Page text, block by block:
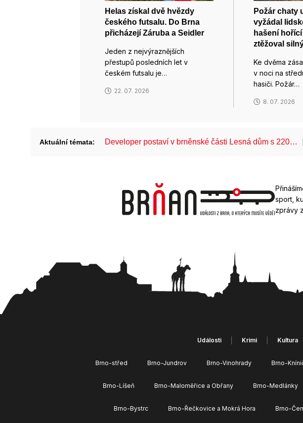
Helas získal dvě hvězdy
českého futsalu. Do Brna
přicházejí Záruba a Seidler
Jeden z nejvýraznějších
přestupů posledních let v
českém futsalu je…
22. 07. 2026
Požár chaty
vyžádal
hašení
ztěžoval
Ke dvěma
v noci na
hasiči. Požár…
8. 07. 2026
Aktuální témata: Developer postaví v brněnské části Lesná dům s 220…
sport,
zprávy
Události Krimi Kultura
Brno-střed Brno-Jundrov Brno-Vinohrady Brno-
Brno-Líšeň Brno-Maloměřice a Obřany Brno-Medlánky
Brno-Bystrc Brno-Řečkovice a Mokrá Hora Brno-